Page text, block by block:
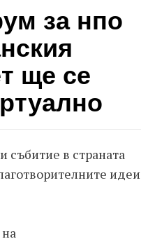
за нпо
ще се
събитие в страната
идеи